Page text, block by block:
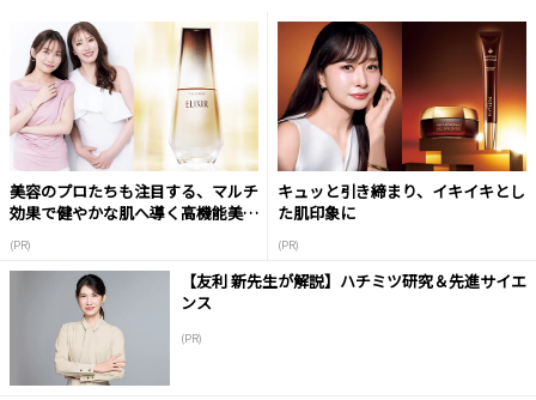
美容のプロたちも注目する、マルチ
効果で健やかな肌へ導く高機能美容
(PR)
キュッと引き締まり、イキイキとし
た肌印象に
(PR)
【友利 新先生が解説】ハチミツ研究＆先進サイエ
ンス
(PR)